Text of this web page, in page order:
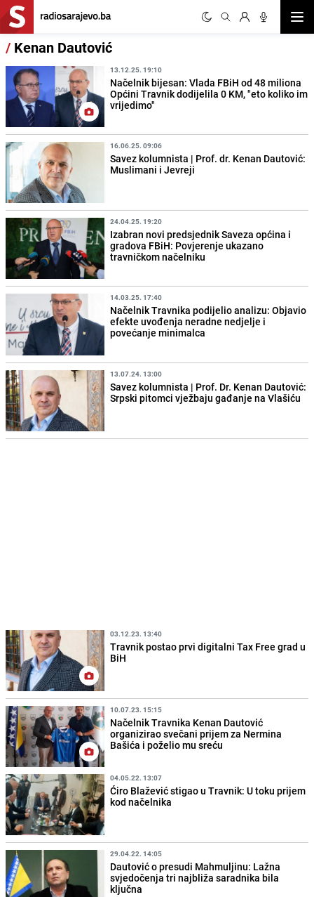
/ Kenan Dautović
13.12.25. 19:10
Načelnik bijesan: Vlada FBiH od 48 miliona
Općini Travnik dodijelila 0 KM, "eto koliko im
vrijedimo"
16.06.25. 09:06
Savez kolumnista | Prof. dr. Kenan Dautović:
Muslimani i Jevreji
24.04.25. 19:20
Izabran novi predsjednik Saveza općina i
gradova FBiH: Povjerenje ukazano
travničkom načelniku
14.03.25. 17:40
Načelnik Travnika podijelio analizu: Objavio
efekte uvođenja neradne nedjelje i
povećanje minimalca
13.07.24. 13:00
Savez kolumnista | Prof. Dr. Kenan Dautović:
Srpski pitomci vježbaju gađanje na Vlašiću
03.12.23. 13:40
Travnik postao prvi digitalni Tax Free grad u
BiH
10.07.23. 15:15
Načelnik Travnika Kenan Dautović
organizirao svečani prijem za Nermina
Bašića i poželio mu sreću
04.05.22. 13:07
Ćiro Blažević stigao u Travnik: U toku prijem
kod načelnika
29.04.22. 14:05
Dautović o presudi Mahmuljinu: Lažna
svjedočenja tri najbliža saradnika bila
ključna